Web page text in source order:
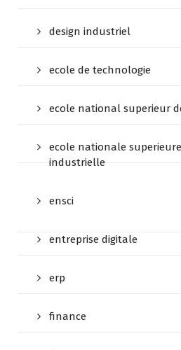
design industriel
ecole de technologie
ecole national superieur
ecole nationale
industrielle
ensci
entreprise digitale
erp
finance